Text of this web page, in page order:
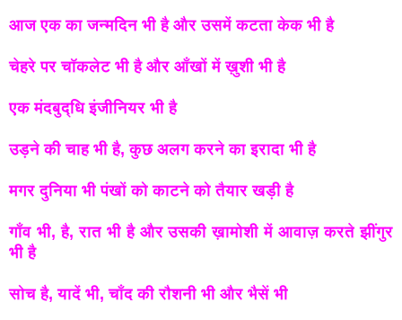
आज एक का जन्मदिन भी है और उसमें कटता केक भी है
चेहरे पर चॉकलेट भी है और आँखों में ख़ुशी भी है
एक मंदबुद्धि इंजीनियर भी है
उड़ने की चाह भी है, कुछ अलग करने का इरादा भी है
मगर दुनिया भी पंखों को काटने को तैयार खड़ी है
गाँव भी, है, रात भी है और उसकी ख़ामोशी में आवाज़ करते झींगुर
भी है
सोच है, यादें भी, चाँद की रौशनी भी और भैसें भी